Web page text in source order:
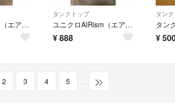
ユニクロAIRism（エアリズム） デオドラントメッシュ タンクトップ
タンクトップ
ユニクロAIRism（エアリズム） デオドラントメッシュ タンクトップ
¥888
タン
タン
¥
2 3 4 5 …